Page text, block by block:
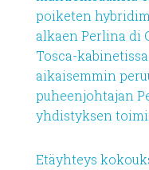
poiketen
alkaen Perlina di
Tosca-
aikaisemmin
puheenjohtajan
yhdistyksen
Etäyhteys